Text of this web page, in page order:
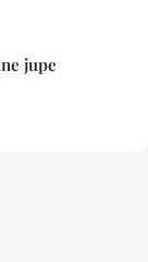
jupe